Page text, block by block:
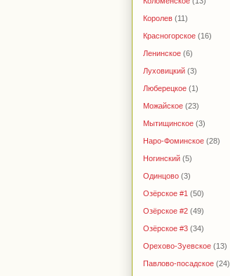
Королев (11)
Красногорское (16)
Ленинское (6)
Луховицкий (3)
Люберецкое (1)
Можайское (23)
Мытищинское (3)
Наро-Фоминское (28)
Ногинский (5)
Одинцово (3)
Озёрское #1 (50)
Озёрское #2 (49)
Озёрское #3 (34)
Орехово-Зуевское (13)
Павлово-посадское (24)